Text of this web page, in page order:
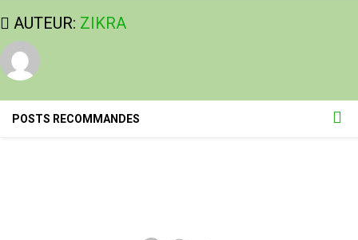
AUTEUR: ZIKRA
POSTS RECOMMANDES